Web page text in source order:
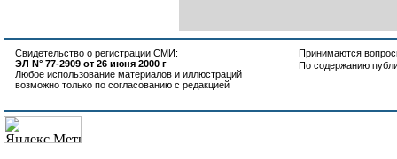
Свидетельство о регистрации СМИ:
ЭЛ N° 77-2909 от 26 июня 2000 г
Любое использование материалов и иллюстраций
возможно только по согласованию с редакцией
Принимаются
По содержанию